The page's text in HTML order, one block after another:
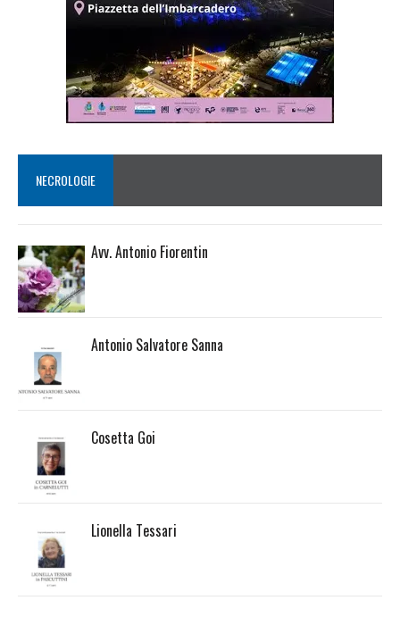
NECROLOGIE
Avv. Antonio Fiorentin
Antonio Salvatore Sanna
Cosetta Goi
Lionella Tessari